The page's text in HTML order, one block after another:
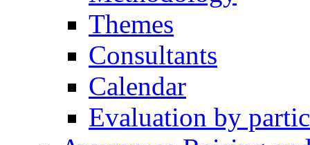
Themes
Consultants
Calendar
Evaluation by